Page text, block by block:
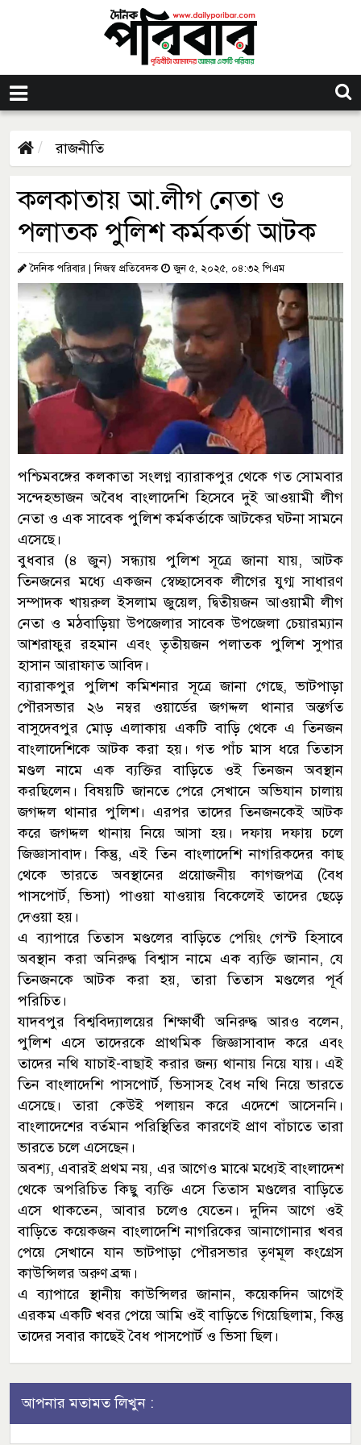
রাজনীতি
কলকাতায় আ.লীগ নেতা ও
পলাতক পুলিশ কর্মকর্তা আটক
দৈনিক পরিবার | নিজস্ব প্রতিবেদক জুন ৫, ২০২৫, ০৪:৩২ পিএম
পশ্চিমবঙ্গের কলকাতা সংলগ্ন ব্যারাকপুর থেকে গত সোমবার
সন্দেহভাজন অবৈধ বাংলাদেশি হিসেবে দুই আওয়ামী লীগ
নেতা ও এক সাবেক পুলিশ কর্মকর্তাকে আটকের ঘটনা সামনে
এসেছে।
বুধবার (৪ জুন) সন্ধ্যায় পুলিশ সূত্রে জানা যায়, আটক
তিনজনের মধ্যে একজন স্বেচ্ছাসেবক লীগের যুগ্ম সাধারণ
সম্পাদক খায়রুল ইসলাম জুয়েল, দ্বিতীয়জন আওয়ামী লীগ
নেতা ও মঠবাড়িয়া উপজেলার সাবেক উপজেলা চেয়ারম্যান
আশরাফুর রহমান এবং তৃতীয়জন পলাতক পুলিশ সুপার
হাসান আরাফাত আবিদ।
ব্যারাকপুর পুলিশ কমিশনার সূত্রে জানা গেছে, ভাটপাড়া
পৌরসভার ২৬ নম্বর ওয়ার্ডের জগদ্দল থানার অন্তর্গত
বাসুদেবপুর মোড় এলাকায় একটি বাড়ি থেকে এ তিনজন
বাংলাদেশিকে আটক করা হয়। গত পাঁচ মাস ধরে তিতাস
মণ্ডল নামে এক ব্যক্তির বাড়িতে ওই তিনজন অবস্থান
করছিলেন। বিষয়টি জানতে পেরে সেখানে অভিযান চালায়
জগদ্দল থানার পুলিশ। এরপর তাদের তিনজনকেই আটক
করে জগদ্দল থানায় নিয়ে আসা হয়। দফায় দফায় চলে
জিজ্ঞাসাবাদ। কিন্তু, এই তিন বাংলাদেশি নাগরিকদের কাছ
থেকে ভারতে অবস্থানের প্রয়োজনীয় কাগজপত্র (বৈধ
পাসপোর্ট, ভিসা) পাওয়া যাওয়ায় বিকেলেই তাদের ছেড়ে
দেওয়া হয়।
এ ব্যাপারে তিতাস মণ্ডলের বাড়িতে পেয়িং গেস্ট হিসাবে
অবস্থান করা অনিরুদ্ধ বিশ্বাস নামে এক ব্যক্তি জানান, যে
তিনজনকে আটক করা হয়, তারা তিতাস মণ্ডলের পূর্ব
পরিচিত।
যাদবপুর বিশ্ববিদ্যালয়ের শিক্ষার্থী অনিরুদ্ধ আরও বলেন,
পুলিশ এসে তাদেরকে প্রাথমিক জিজ্ঞাসাবাদ করে এবং
তাদের নথি যাচাই-বাছাই করার জন্য থানায় নিয়ে যায়। এই
তিন বাংলাদেশি পাসপোর্ট, ভিসাসহ বৈধ নথি নিয়ে ভারতে
এসেছে। তারা কেউই পলায়ন করে এদেশে আসেননি।
বাংলাদেশের বর্তমান পরিস্থিতির কারণেই প্রাণ বাঁচাতে তারা
ভারতে চলে এসেছেন।
অবশ্য, এবারই প্রথম নয়, এর আগেও মাঝে মধ্যেই বাংলাদেশ
থেকে অপরিচিত কিছু ব্যক্তি এসে তিতাস মণ্ডলের বাড়িতে
এসে থাকতেন, আবার চলেও যেতেন। দুদিন আগে ওই
বাড়িতে কয়েকজন বাংলাদেশি নাগরিকের আনাগোনার খবর
পেয়ে সেখানে যান ভাটপাড়া পৌরসভার তৃণমূল কংগ্রেস
কাউন্সিলর অরুণ ব্রহ্ম।
এ ব্যাপারে স্থানীয় কাউন্সিলর জানান, কয়েকদিন আগেই
এরকম একটি খবর পেয়ে আমি ওই বাড়িতে গিয়েছিলাম, কিন্তু
তাদের সবার কাছেই বৈধ পাসপোর্ট ও ভিসা ছিল।
আপনার মতামত লিখুন :